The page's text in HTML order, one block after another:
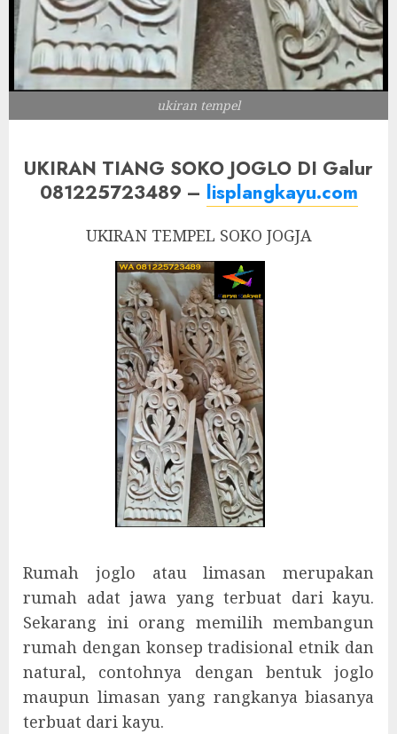
ukiran tempel
UKIRAN TIANG SOKO JOGLO DI Galur
081225723489 – lisplangkayu.com
UKIRAN TEMPEL SOKO JOGJA
Rumah joglo atau limasan merupakan
rumah adat jawa yang terbuat dari kayu.
Sekarang ini orang memilih membangun
rumah dengan konsep tradisional etnik dan
natural, contohnya dengan bentuk joglo
maupun limasan yang rangkanya biasanya
terbuat dari kayu.